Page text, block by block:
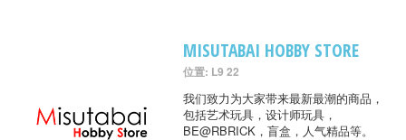
MISUTABAI HOBBY STORE
位置: L9 22
我们致力为大家带来最新最潮的商品，
包括艺术玩具，设计师玩具，
BE@RBRICK，盲盒，人气精品等。